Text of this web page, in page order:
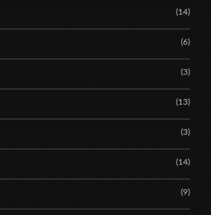
(14)
(6)
(3)
(13)
(3)
(14)
(9)